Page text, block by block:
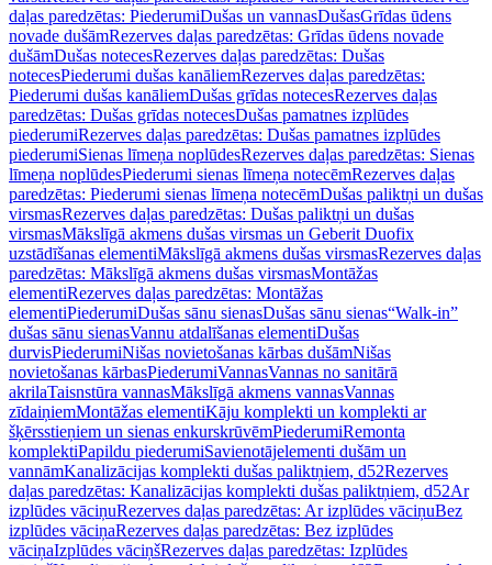
daļas paredzētas: PiederumiDušas un vannasDušasGrīdas ūdens
novade dušāmRezerves daļas paredzētas: Grīdas ūdens novade
dušāmDušas notecesRezerves daļas paredzētas: Dušas
notecesPiederumi dušas kanāliemRezerves daļas paredzētas:
Piederumi dušas kanāliemDušas grīdas notecesRezerves daļas
paredzētas: Dušas grīdas notecesDušas pamatnes izplūdes
piederumiRezerves daļas paredzētas: Dušas pamatnes izplūdes
piederumiSienas līmeņa noplūdesRezerves daļas paredzētas: Sienas
līmeņa noplūdesPiederumi sienas līmeņa notecēmRezerves daļas
paredzētas: Piederumi sienas līmeņa notecēmDušas paliktņi un dušas
virsmasRezerves daļas paredzētas: Dušas paliktņi un dušas
virsmasMākslīgā akmens dušas virsmas un Geberit Duofix
uzstādīšanas elementiMākslīgā akmens dušas virsmasRezerves daļas
paredzētas: Mākslīgā akmens dušas virsmasMontāžas
elementiRezerves daļas paredzētas: Montāžas
elementiPiederumiDušas sānu sienasDušas sānu sienas“Walk-in”
dušas sānu sienasVannu atdalīšanas elementiDušas
durvisPiederumiNišas novietošanas kārbas dušāmNišas
novietošanas kārbasPiederumiVannasVannas no sanitārā
akrilaTaisnstūra vannasMākslīgā akmens vannasVannas
zīdaiņiemMontāžas elementiKāju komplekti un komplekti ar
šķērsstieņiem un sienas enkurskrūvēmPiederumiRemonta
komplektiPapildu piederumiSavienotājelementi dušām un
vannāmKanalizācijas komplekti dušas paliktņiem, d52Rezerves
daļas paredzētas: Kanalizācijas komplekti dušas paliktņiem, d52Ar
izplūdes vāciņuRezerves daļas paredzētas: Ar izplūdes vāciņuBez
izplūdes vāciņaRezerves daļas paredzētas: Bez izplūdes
vāciņaIzplūdes vāciņšRezerves daļas paredzētas: Izplūdes